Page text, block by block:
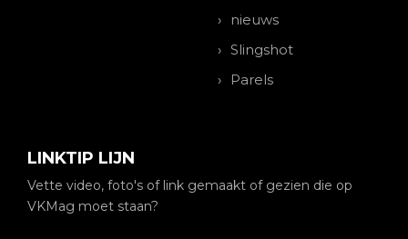
nieuws
Slingshot
Parels
LINKTIP LIJN
Vette video, foto's of link gemaakt of gezien die op
VKMag moet staan?